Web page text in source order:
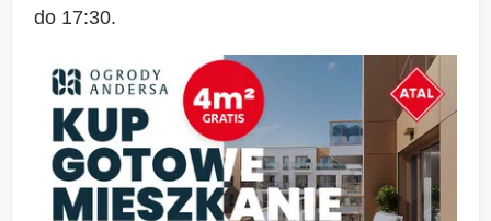
do 17:30.